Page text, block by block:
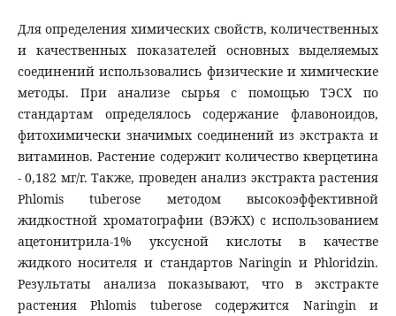
Для определения химических свойств, количественных
и качественных показателей основных выделяемых
соединений использовались физические и химические
методы. При анализе сырья с помощью ТЭСХ по
стандартам определялось содержание флавоноидов,
фитохимически значимых соединений из экстракта и
витаминов. Растение содержит количество кверцетина
- 0,182 мг/г. Также, проведен анализ экстракта растения
Phlomis tuberose методом высокоэффективной
жидкостной хроматографии (ВЭЖХ) с использованием
ацетонитрила-1% уксусной кислоты в качестве
жидкого носителя и стандартов Naringin и Phloridzin.
Результаты анализа показывают, что в экстракте
растения Phlomis tuberose содержится Naringin и